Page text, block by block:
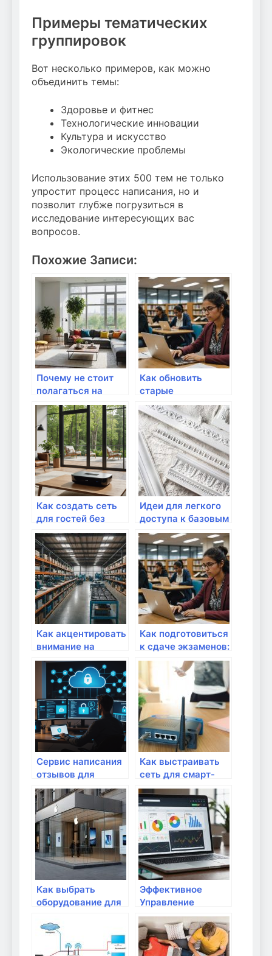
Примеры тематических
группировок
Вот несколько примеров, как можно
объединить темы:
Здоровье и фитнес
Технологические инновации
Культура и искусство
Экологические проблемы
Использование этих 500 тем не только
упростит процесс написания, но и
позволит глубже погрузиться в
исследование интересующих вас
вопросов.
Похожие Записи:
Почему не стоит
полагаться на
скоростные тесты?
Как обновить
старые
маршрутизаторы
для нового
применения?
Как создать сеть
для гостей без
доступа к
основной
Идеи для легкого
доступа к базовым
сетям для детей
Как акцентировать
внимание на
проводном
подключении?
Как подготовиться
к сдаче экзаменов:
полный
путеводитель от
ТебеЗачет.ru
Сервис написания
отзывов для
Яндекс Карт:
Обзор и
возможности
Как выстраивать
сеть для смарт-
экосистемы?
Как выбрать
оборудование для
передачи музыки?
Эффективное
Управление
Контекстной
Рекламой:
Пошаговое
Руководство